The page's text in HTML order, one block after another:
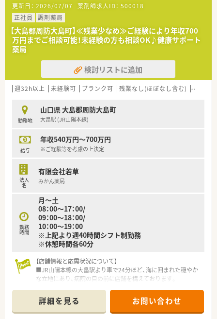
更新日： 2026/07/07 薬剤師求人ID： 500018
正社員
調剤薬局
【大島郡周防大島町】≪残業少なめ≫ご経験により年収700
万円までご相談可能！未経験の方も相談OK♪健康サポート
薬局
検討リストに追加
週32h以上 未経験可 ブランク可 残業なし(ほぼなし含む) 転勤な
勤務地
山口県 大島郡周防大島町
大畠駅 (JR山陽本線)
給与
年収540万円～700万円
※ご経験等を考慮の上決定
法人
名
有限会社若草
みかん薬局
勤務
時間
月～土
08：00～17：00/
09：00～18：00/
10：00～19：00
※上記より週40時間シフト制勤務
※休憩時間各60分
【店舗情報と応需状況について】
■JR山陽本線の大畠駅より車で24分ほど、海に囲まれた穏やか
な立地にあり、病院の目の前に店舗を構えております。
ており、幅広い知識を吸収できる環境が整っています。
■薬剤師は正社員とパート合わせ4名在籍し、事務2名を含めた
常時2名から2.5名の体制で業務を回しております。
詳細を見る お問い合わせ